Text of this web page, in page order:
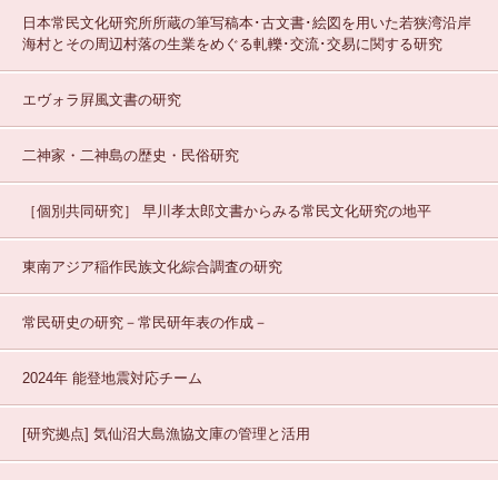
日本常民文化研究所所蔵の筆写稿本･古文書･絵図を用いた若狭湾沿岸
海村とその周辺村落の生業をめぐる軋轢･交流･交易に関する研究
エヴォラ屛風文書の研究
二神家・二神島の歴史・民俗研究
［個別共同研究］ 早川孝太郎文書からみる常民文化研究の地平
東南アジア稲作民族文化綜合調査の研究
常民研史の研究－常民研年表の作成－
2024年 能登地震対応チーム
[研究拠点] 気仙沼大島漁協文庫の管理と活用